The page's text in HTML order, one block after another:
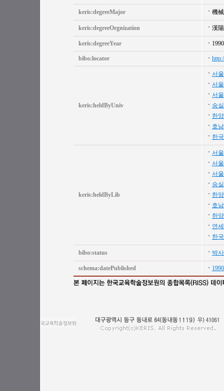
keris:degreeMajor 機
keris:degreeOrgnization 漢
keris:degreeYear 1990
bibo:locator
keris:heldByUniv
서
서
서
숭
한
호
한
keris:heldByLib
서
서
서
숭
한
호
한
연
한
bibo:status 박사
schema:datePublished 1990